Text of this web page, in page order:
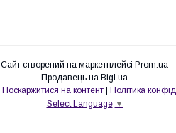
Сайт створений на маркетплейсі Prom.ua
Продавець на Bigl.ua
Поскаржитися на контент
Політика
Select Language ▼